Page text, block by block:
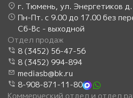
г. Тюмень, ул. Энергетиков
Пн-Пт. с 9.00 до 17.00 без
Сб-Вс - выходной
Отдел продаж
8 (3452) 56-47-56
8 (3452) 994-894
mediasb@bk.ru
8-908-871-11-80
Коммерческий отдел и отдел